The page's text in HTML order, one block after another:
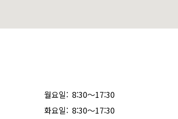
월요일: 8:30～17:30
화요일: 8:30～17:30